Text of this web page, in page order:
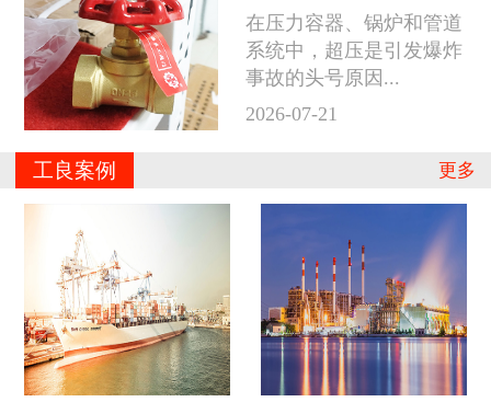
在压力容器、锅炉和管道
系统中，超压是引发爆炸
事故的头号原因...
2026-07-21
更多
工良案例